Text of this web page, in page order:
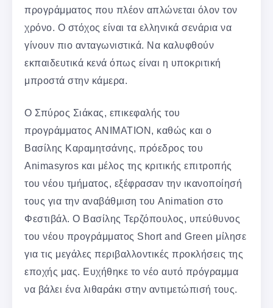
προγράμματος που πλέον απλώνεται όλον τον
χρόνο. Ο στόχος είναι τα ελληνικά σενάρια να
γίνουν πιο ανταγωνιστικά. Να καλυφθούν
εκπαιδευτικά κενά όπως είναι η υποκριτική
μπροστά στην κάμερα.
Ο Σπύρος Σιάκας, επικεφαλής του
προγράμματος ANIMATION, καθώς και ο
Βασίλης Καραμητσάνης, πρόεδρος του
Animasyros και μέλος της κριτικής επιτροπής
του νέου τμήματος, εξέφρασαν την ικανοποίησή
τους για την αναβάθμιση του Animation στο
Φεστιβάλ. Ο Βασίλης Τερζόπουλος, υπεύθυνος
του νέου προγράμματος Short and Green μίλησε
για τις μεγάλες περιβαλλοντικές προκλήσεις της
εποχής μας. Ευχήθηκε το νέο αυτό πρόγραμμα
να βάλει ένα λιθαράκι στην αντιμετώπισή τους.